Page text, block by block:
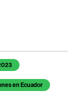
en Ecuador